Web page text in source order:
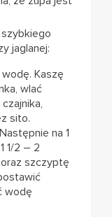
jaglanej:
Kaszę
wlać
sito.
na 1
1/2 – 2
szczyptę
wodę